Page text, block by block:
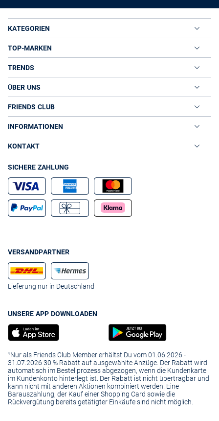
KATEGORIEN
TOP-MARKEN
TRENDS
ÜBER UNS
FRIENDS CLUB
INFORMATIONEN
KONTAKT
SICHERE ZAHLUNG
VERSANDPARTNER
Lieferung nur in Deutschland
UNSERE APP DOWNLOADEN
¹Nur als Friends Club Member erhältst Du vom 01.06.2026 -
31.07.2026 30 % Rabatt auf ausgewählte Anzüge. Der Rabatt wird
automatisch im Bestellprozess abgezogen, wenn die Kundenkarte
im Kundenkonto hinterlegt ist. Der Rabatt ist nicht übertragbar und
kann nicht mit anderen Aktionen kombiniert werden. Eine
Barauszahlung, der Kauf einer Shopping Card sowie die
Rückvergütung bereits getätigter Einkäufe sind nicht möglich.